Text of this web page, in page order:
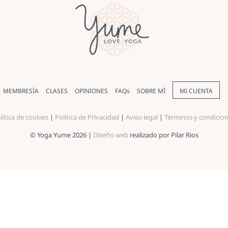
MEMBRESÍA CLASES OPINIONES FAQs SOBRE MÍ MI CUENTA
de cookies | Política de Privacidad | Aviso legal | Términos y
© Yoga Yume 2026 | Diseño webrealizado por Pilar Rios